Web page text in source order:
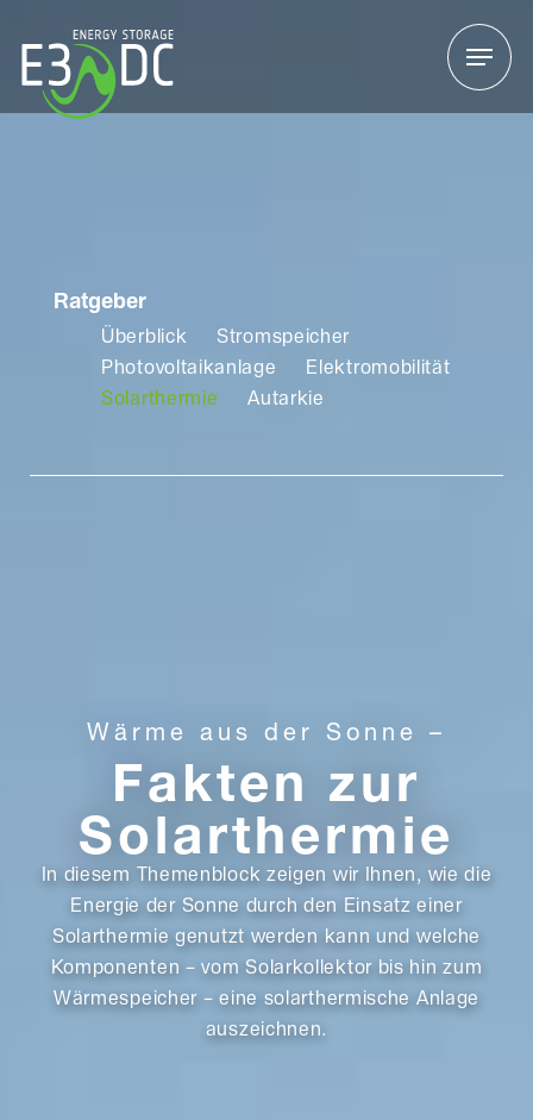
Menu
Ratgeber
Überblick
Stromspeicher
Photovoltaikanlage
Elektromobilität
Solarthermie
Autarkie
Wärme aus der Sonne –
Fakten zur
Solarthermie
In diesem Themenblock zeigen wir Ihnen, wie die
Energie der Sonne durch den Einsatz einer
Solarthermie genutzt werden kann und welche
Komponenten – vom Solarkollektor bis hin zum
Wärmespeicher – eine solarthermische Anlage
auszeichnen.